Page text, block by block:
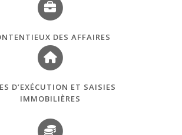
DES AFFAIRES
D’EXÉCUTION ET SAISIES
IMMOBILIÈRES